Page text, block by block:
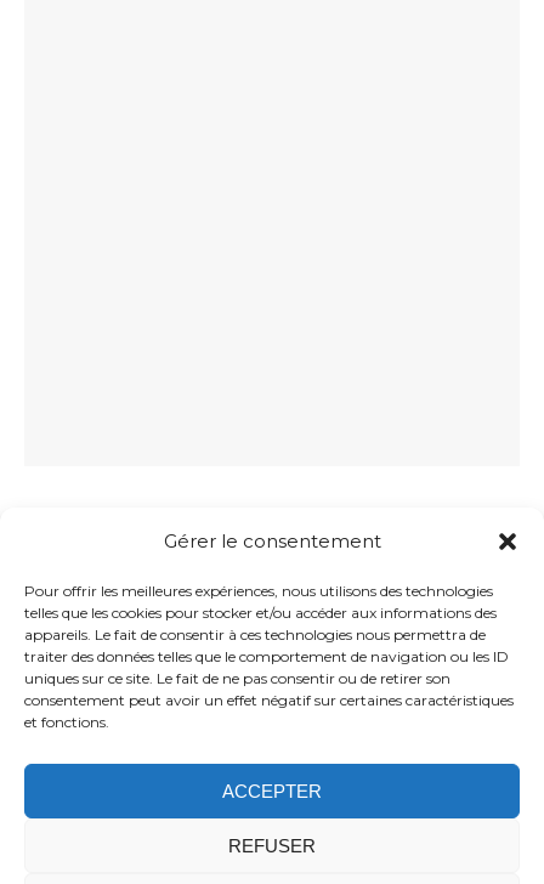
Gérer le consentement
Pour offrir les meilleures expériences, nous utilisons des technologies
telles que les cookies pour stocker et/ou accéder aux informations des
appareils. Le fait de consentir à ces technologies nous permettra de
traiter des données telles que le comportement de navigation ou les ID
uniques sur ce site. Le fait de ne pas consentir ou de retirer son
consentement peut avoir un effet négatif sur certaines caractéristiques
et fonctions.
ACCEPTER
REFUSER
18h00
25 Rue Bayard
38260 La Côte-Saint-André
04 74 20 34 55
https://radiologie-cotesaintandre.fr/
Mentions légales